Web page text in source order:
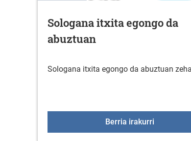
Sologana itxita egongo da
abuztuan
Sologana itxita egongo da abuztuan
Berria irakurri